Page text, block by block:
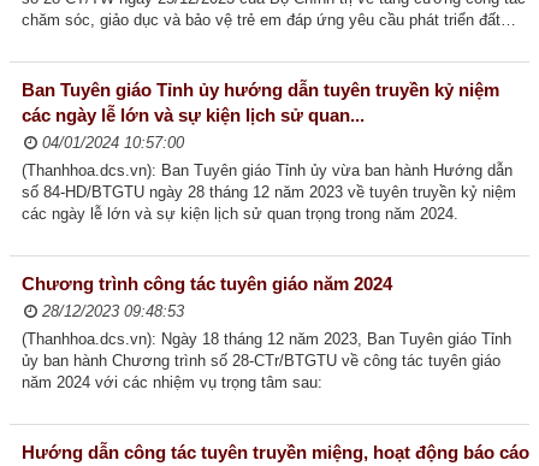
Văn phòng cấp ủy
QUỐC PHÒNG - AN NINH
chăm sóc, giảo dục và bảo vệ trẻ em đáp ứng yêu cầu phát triển đất
Ban Tuyên giáo Tỉnh ủy hướng dẫn tuyên truyền kỷ niệm
các ngày lễ lớn và sự kiện lịch sử quan...
04/01/2024 10:57:00
(Thanhhoa.dcs.vn): Ban Tuyên giáo Tỉnh ủy vừa ban hành Hướng dẫn
số 84-HD/BTGTU ngày 28 tháng 12 năm 2023 về tuyên truyền kỷ niệm
các ngày lễ lớn và sự kiện lịch sử quan trọng trong năm 2024.
Chương trình công tác tuyên giáo năm 2024
28/12/2023 09:48:53
(Thanhhoa.dcs.vn): Ngày 18 tháng 12 năm 2023, Ban Tuyên giáo Tỉnh
ủy ban hành Chương trình số 28-CTr/BTGTU về công tác tuyên giáo
năm 2024 với các nhiệm vụ trọng tâm sau:
Hướng dẫn công tác tuyên truyền miệng, hoạt động báo cáo